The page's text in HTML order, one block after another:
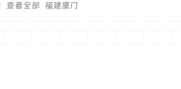
查看全部 福建厦门